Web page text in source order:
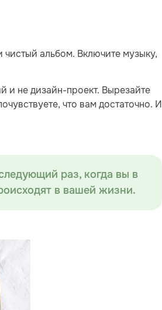
альбом. Включите музыку,
и не дизайн-проект. Вырезайте
что вам достаточно. И
раз, когда вы в
в вашей жизни.